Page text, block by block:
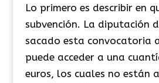
Lo primero es describir en
subvención. La diputación
sacado esta convocatoria
puede acceder a una
euros, los cuales no están